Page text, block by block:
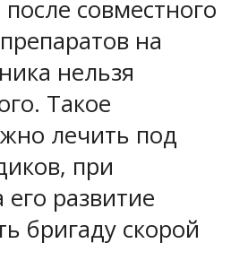
совместного
на
нельзя
Такое
лечить под
при
развитие
бригаду скорой